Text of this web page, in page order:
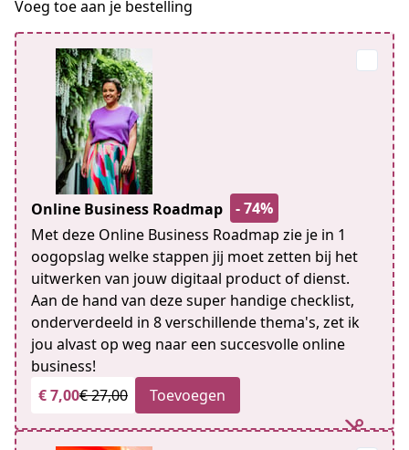
Voeg toe aan je bestelling
Online Business Roadmap
- 74%
Met deze Online Business Roadmap zie je in 1
oogopslag welke stappen jij moet zetten bij het
uitwerken van jouw digitaal product of dienst.
Aan de hand van deze super handige checklist,
onderverdeeld in 8 verschillende thema's, zet ik
jou alvast op weg naar een succesvolle online
business!
€ 7,00€ 27,00 Toevoegen